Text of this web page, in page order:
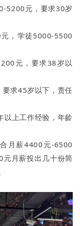
5200元，要求30岁
，学徒5000-5500
元，要求38岁以
求45岁以下，责任
以上工作经验，年龄
月薪4400元-6500
月薪投出几十份简